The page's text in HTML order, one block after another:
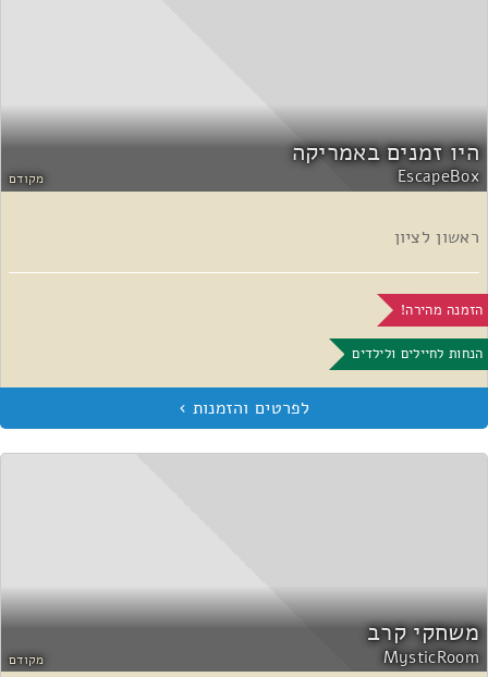
היו זמנים באמריקה
EscapeBox מקודם
ראשון לציון
הזמנה מהירה!
הנחות לחיילים ולילדים
משחקי קרב
MysticRoom מקודם